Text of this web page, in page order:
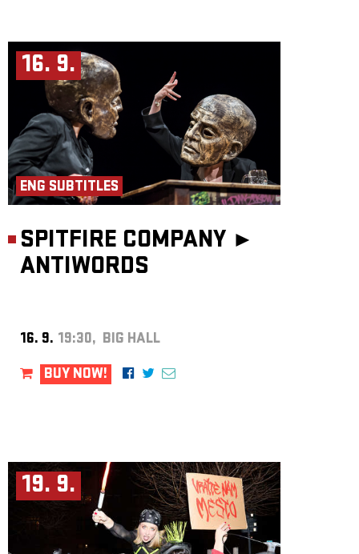
16. 9.
ENG SUBTITLES
SPITFIRE COMPANY ►
ANTIWORDS
16. 9. 19:30, BIG HALL
BUY NOW!
19. 9.